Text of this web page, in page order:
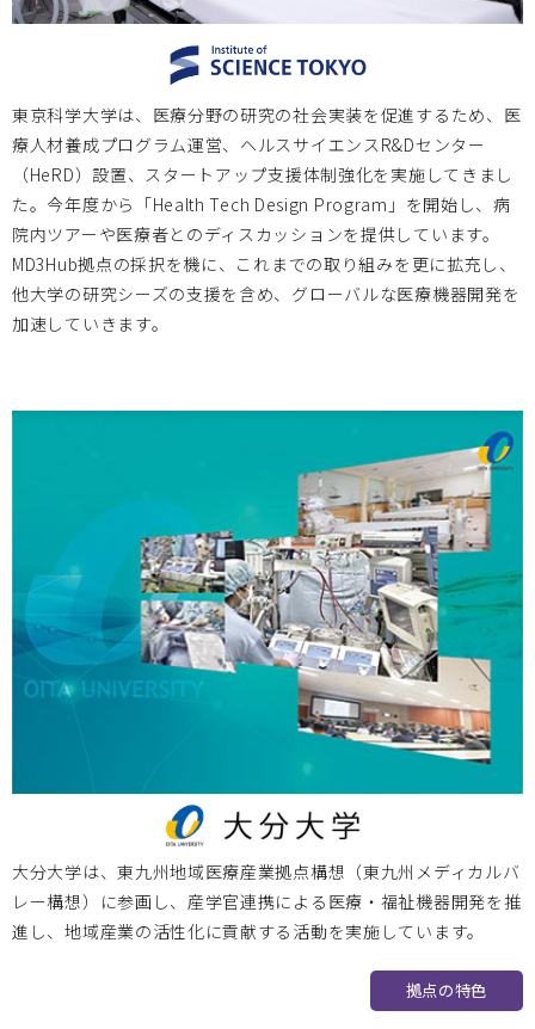
医療機器実習プログラム（全6回）開催のお知らせ
大阪医療センター 2024.09.26
2024/10/18 第78回国立病院機構総合医学会 特別企画「進
化していく病院のための開拓と連携」 ～次世代医療システ
ム産業化フォーラム2024 特別例会～のお知らせ
京都大学・大分大学・岡山大学・鳥取大学・北海道大学・神
は、2024/9/27(金)-28(土)メディカルクリエーションふくし
神戸大学 2024.02.15
2024/3/12 2023年度神戸医療機器創出イノベーションシ
ンポジウム「スタートアップの成功事例―プログラム医療機
大阪医療センター 2024.02.13
2024.02.29 第３回 国立病院機構医工連携マッチングフォー
ラム ～次世代医療システム産業化フォーラム2023 特別例会
～を開催します
東京科学大学は、医療分野の研究の社会実装を促進するため、医
療人材養成プログラム運営、ヘルスサイエンスR&Dセンター
（HeRD）設置、スタートアップ支援体制強化を実施してきまし
た。今年度から「Health Tech Design Program」を開始し、病
院内ツアーや医療者とのディスカッションを提供しています。
MD3Hub拠点の採択を機に、これまでの取り組みを更に拡充し、
他大学の研究シーズの支援を含め、グローバルな医療機器開発を
加速していきます。
大分大学は、東九州地域医療産業拠点構想（東九州メディカルバ
レー構想）に参画し、産学官連携による医療・福祉機器開発を推
進し、地域産業の活性化に貢献する活動を実施しています。
拠点の特色